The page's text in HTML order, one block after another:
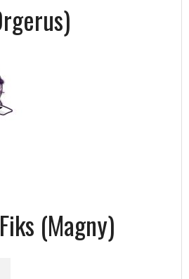
(Magny)